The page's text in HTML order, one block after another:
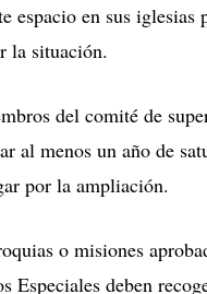
espacio en sus
la situación.
del comité de
al menos un año de
por la ampliación.
o misiones
Especiales deben